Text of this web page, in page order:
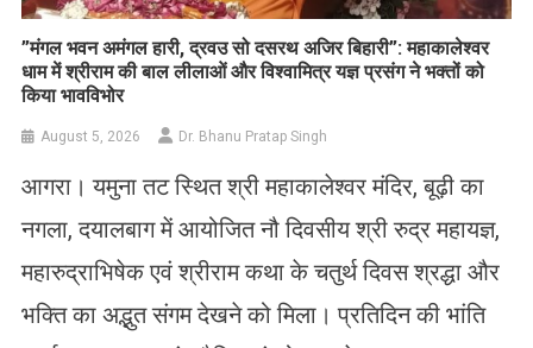
​”मंगल भवन अमंगल हारी, द्रवउ सो दसरथ अजिर बिहारी”: महाकालेश्वर
धाम में श्रीराम की बाल लीलाओं और विश्वामित्र यज्ञ प्रसंग ने भक्तों को
किया भावविभोर
August 5, 2026 Dr. Bhanu Pratap Singh
आगरा। यमुना तट स्थित श्री महाकालेश्वर मंदिर, बूढ़ी का
नगला, दयालबाग में आयोजित नौ दिवसीय श्री रुद्र महायज्ञ,
महारुद्राभिषेक एवं श्रीराम कथा के चतुर्थ दिवस श्रद्धा और
भक्ति का अद्भुत संगम देखने को मिला। प्रतिदिन की भांति